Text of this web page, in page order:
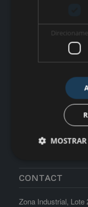
WORK TIME
Monday till Friday:
CONTACT
Zona Industrial, Lote